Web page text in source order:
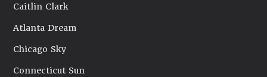
Caitlin Clark
Atlanta Dream
Chicago Sky
Connecticut Sun